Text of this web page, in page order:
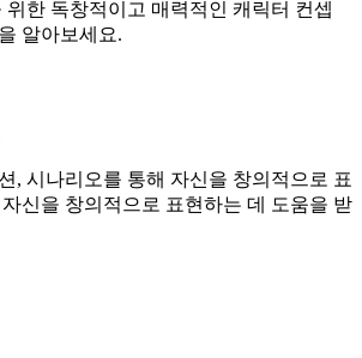
한 독창적이고 매력적인 캐릭터 컨셉
알아보세요.
, 시나리오를 통해 자신을 창의적으로 표
신을 창의적으로 표현하는 데 도움을 받